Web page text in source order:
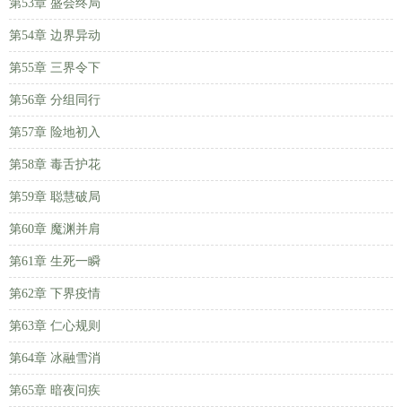
第53章 盛会终局
第54章 边界异动
第55章 三界令下
第56章 分组同行
第57章 险地初入
第58章 毒舌护花
第59章 聪慧破局
第60章 魔渊并肩
第61章 生死一瞬
第62章 下界疫情
第63章 仁心规则
第64章 冰融雪消
第65章 暗夜问疾